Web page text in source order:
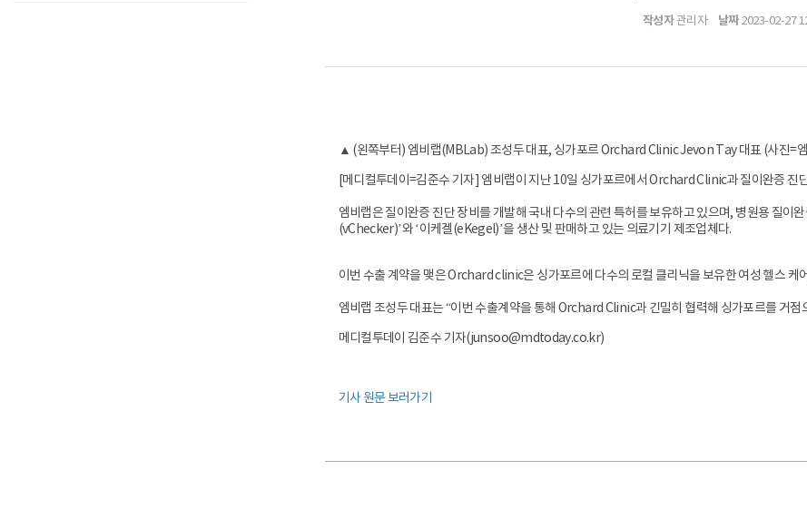
작성자관리자 날짜2023-02-27
▲ (왼쪽부터) 엠비랩(MBLab) 조성두 대표, 싱가포르 Orchard Clinic Jevon Tay 대표 (사진=
[메디컬투데이=김준수 기자] 엠비랩이 지난 10일 싱가포르에서 Orchard Clinic과 질이완증 진
엠비랩은 질이완증 진단 장비를 개발해 국내 다수의 관련 특허를 보유하고 있으며, 병원용 질
(vChecker)’와 ‘이케겔(eKegel)’을 생산 및 판매하고 있는 의료기기 제조업체다.
이번 수출 계약을 맺은 Orchard clinic은 싱가포르에 다수의 로컬 클리닉을 보유한 여성 헬스 케
엠비랩 조성두 대표는 “이번 수출계약을 통해 Orchard Clinic과 긴밀히 협력해 싱가포르를 거
메디컬투데이 김준수 기자(junsoo@mdtoday.co.kr)
기사 원문 보러가기